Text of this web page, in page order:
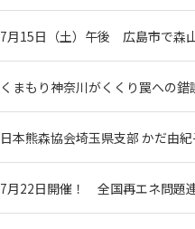
7月15日（土）午後 広島市で森
くまもり神奈川がくくり罠への
日本熊森協会埼玉県支部 かだ由
7月22日開催！ 全国再エネ問題